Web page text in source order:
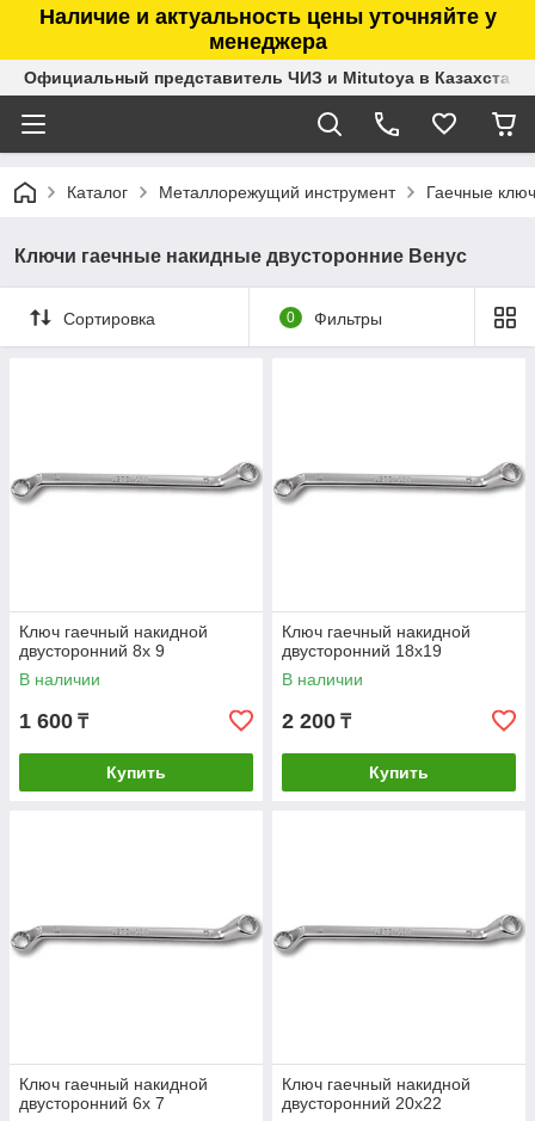
Наличие и актуальность цены уточняйте у
менеджера
Официальный представитель ЧИЗ и Mitutoya в Казахстане
Каталог Металлорежущий инструмент Гаечные
Ключи гаечные накидные двусторонние Венус
Сортировка 0 Фильтры
Ключ гаечный накидной
двусторонний 8х 9
В наличии
1 600 ₸
Купить
Ключ гаечный накидной
двусторонний 18х19
В наличии
2 200 ₸
Купить
Ключ гаечный накидной
двусторонний 6х 7
Ключ гаечный накидной
двусторонний 20х22